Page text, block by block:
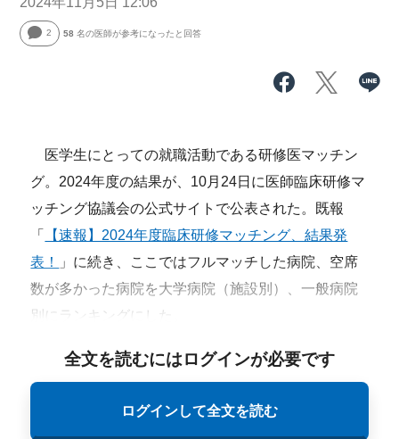
2 58 名の医師が参考になったと回答
医学生にとっての就職活動である研修医マッチン
グ。2024年度の結果が、10月24日に医師臨床研修マ
ッチング協議会の公式サイトで公表された。既報
「
【速報】2024年度臨床研修マッチング、結果発
表！
」に続き、ここではフルマッチした病院、空席
数が多かった病院を大学病院（施設別）、一般病院
別にランキングにした。
全文を読むにはログインが必要です
ログインして全文を読む